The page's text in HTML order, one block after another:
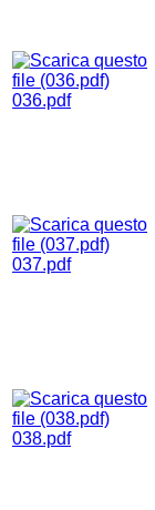
036.pdf
037.pdf
038.pdf